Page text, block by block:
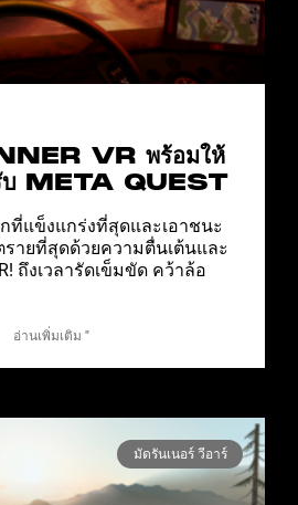
VR พร้อมให้
รับ META QUEST
ที่แข็งแกร่งที่สุดและเอาชนะ
ายที่สุดด้วยความตื่นเต้นและ
ถึงเวลารัดเข็มขัด คว้าล้อ
อ่านเพิ่มเติม "
มัดรันเนอร์ วีอาร์